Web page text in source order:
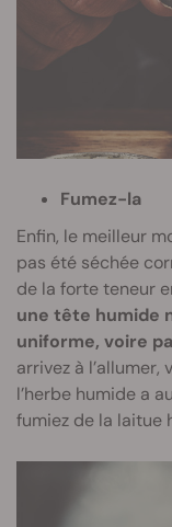
Fumez-la
Enfin, le meilleur
pas été séchée
de la forte teneur
une tête humide
uniforme, voire
arrivez à
l’herbe humide a
fumiez de la laitue